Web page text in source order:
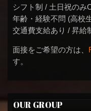
シフト制 / 土日祝のみ
年齢・経験不問 (高校
交通費支給あり / 昇給
面接をご希望の方は、
す。
OUR GROUP